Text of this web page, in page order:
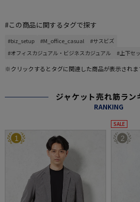
#この商品に関するタグで探す
#biz_setup #M_office_casual
#サスビズ
#オフィスカジュアル・ビジネスカジュアル
#上下セ
※クリックするとタグに関連した商品が表示されま
ジャケット売れ筋ラン
RANKING
1
SALE
2